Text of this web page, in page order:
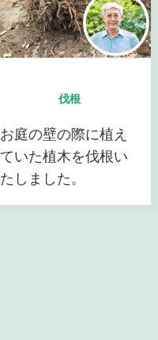
伐根
お庭の壁の際に植え
ていた植木を伐根い
たしました。